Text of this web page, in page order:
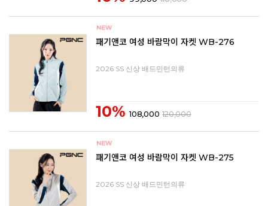
패기앤코 여성 바람막이 자켓 WB-276
2026 SS 신상 배드민턴의류
10% 108,000 120,000
패기앤코 여성 바람막이 자켓 WB-275
2026 SS 신상 배드민턴의류